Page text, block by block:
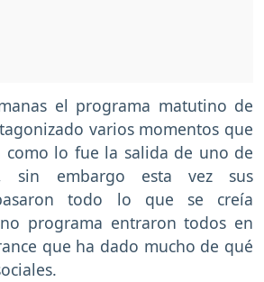
el programa matutino de
varios momentos que
como lo fue la salida de uno de
sin embargo esta vez sus
todo lo que se creía
programa entraron todos en
que ha dado mucho de qué